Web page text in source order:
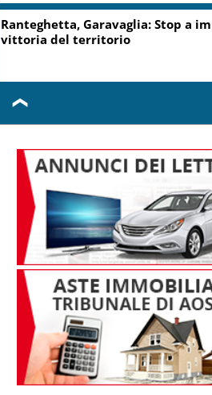
Ranteghetta, Garavaglia: Stop a
vittoria del territorio
❮